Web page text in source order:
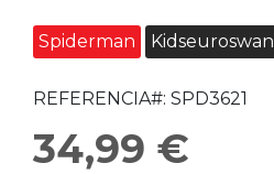
Spiderman Kidseuroswan
REFERENCIA#: SPD3621
34,99 €
galería
imágenes